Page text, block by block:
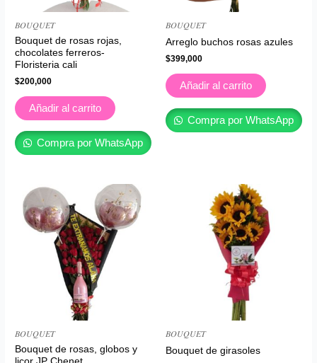
𝐵𝑂𝑈𝑄𝑈𝐸𝑇
Bouquet de rosas rojas,
chocolates ferreros-
Floristeria cali
$200,000
Añadir al carrito
Compra por WhatsApp
𝐵𝑂𝑈𝑄𝑈𝐸𝑇
Arreglo buchos rosas azules
$399,000
Añadir al carrito
Compra por WhatsApp
𝐵𝑂𝑈𝑄𝑈𝐸𝑇
Bouquet de rosas, globos y
𝐵𝑂𝑈𝑄𝑈𝐸𝑇
Bouquet de girasoles